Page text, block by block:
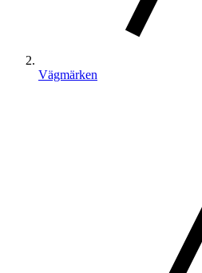
Vägmärken